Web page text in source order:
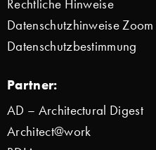
Rechtliche Hinweise
Datenschutzhinweise Zoom
Datenschutzbestimmung
Partner:
AD – Architectural Digest
Architect@work